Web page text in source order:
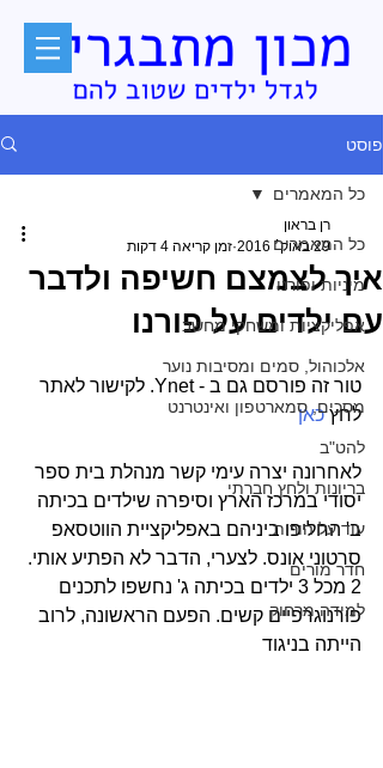
פוסט
כל המאמרים
מיניות ופורנו
אפליקציות ומשחקי מחשב
אלכוהול, סמים ומסיבות נוער
מסכים, סמארטפון ואינטרנט
להט"ב
בריונות ולחץ חברתי
עוד על הורות
חדר מורים
למידה מרחוק
כל המאמרים
איך לצמצם חשיפה ולדבר
עם ילדים על פורנו
רן בראון
29 באוק׳ 2016
זמן קריאה 4 דקות
טור זה פורסם גם ב - Ynet. לקישור לאתר
לחץ כאן
לאחרונה יצרה עימי קשר מנהלת בית ספר
יסודי במרכז הארץ וסיפרה שילדים בכיתה
ב' החליפו ביניהם באפליקציית הווטסאפ
סרטוני אונס. לצערי, הדבר לא הפתיע אותי.
2 מכל 3 ילדים בכיתה ג' נחשפו לתכנים
פורנוגרפיים קשים. הפעם הראשונה, לרוב
הייתה בניגוד